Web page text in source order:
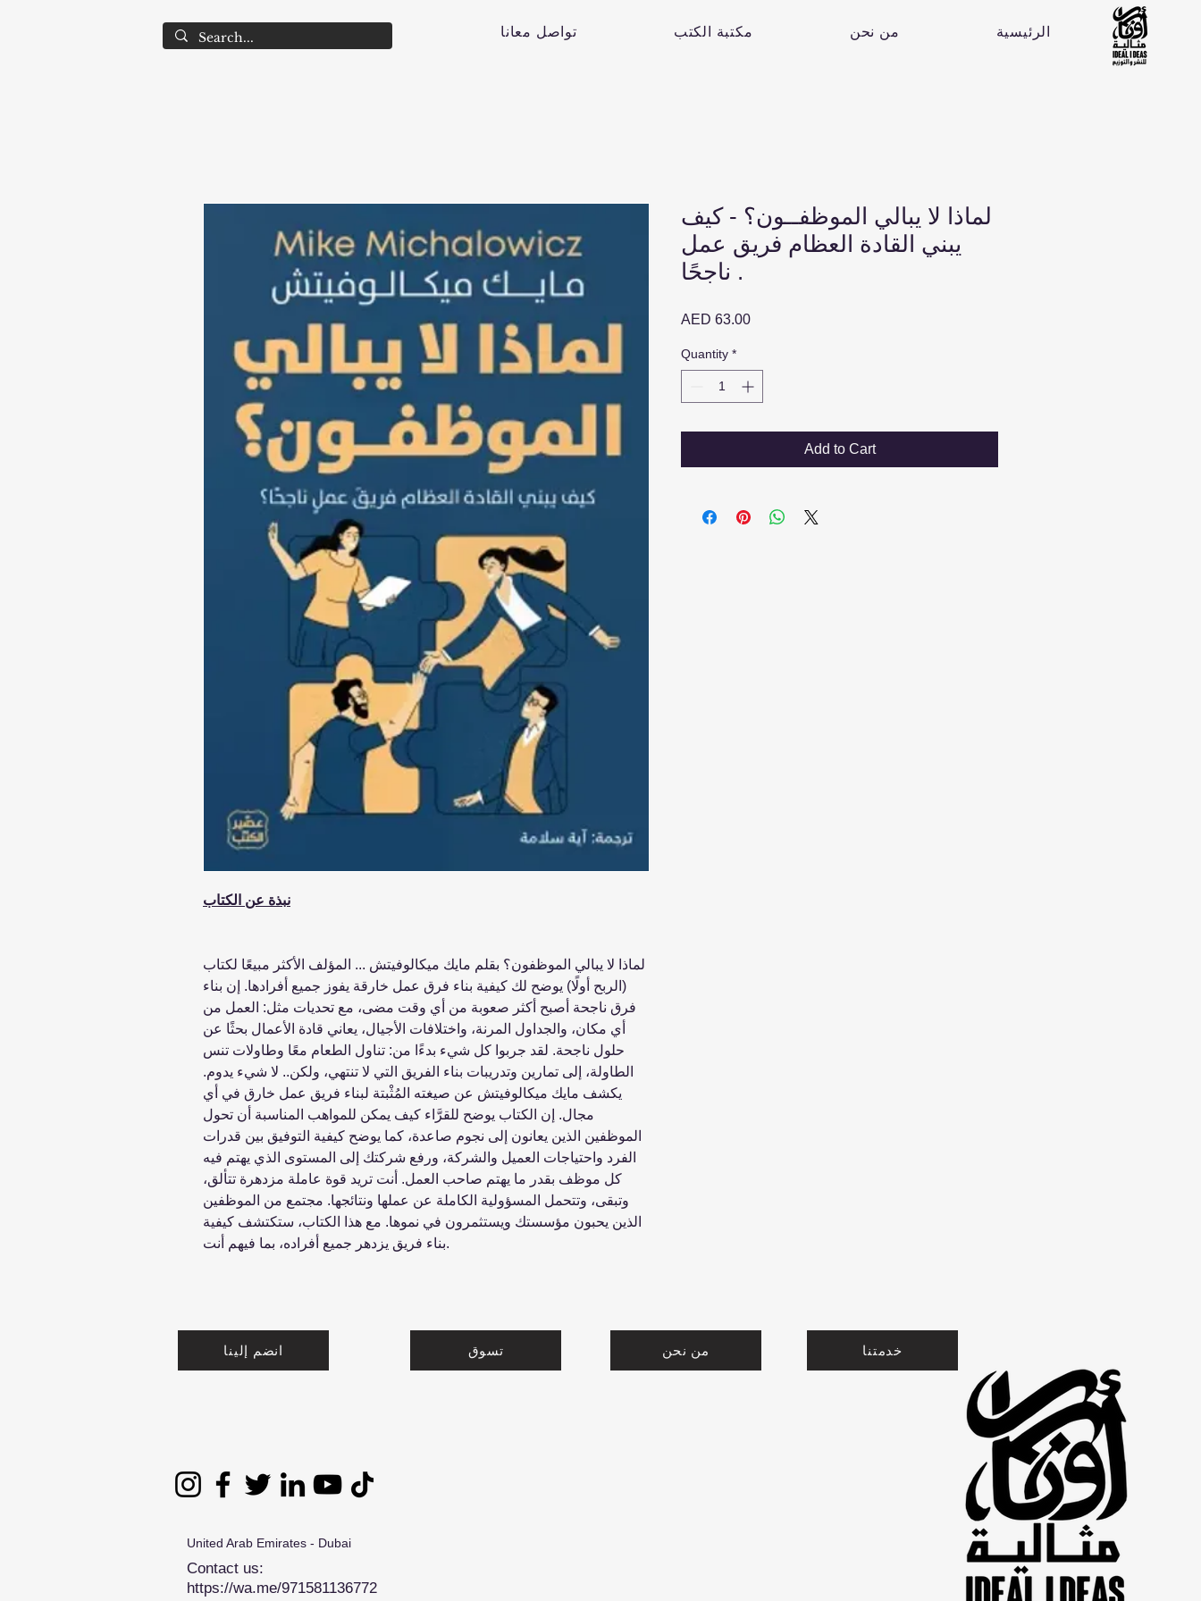
تواصل معانا مكتبة الكتب من نحن الرئيسية
نبذة عن الكتاب
لماذا لا يبالي الموظفون؟ بقلم مايك ميكالوفيتش ... المؤلف الأكثر مبيعًا لكتاب
(الربح أولًا) يوضح لك كيفية بناء فرق عمل خارقة يفوز جميع أفرادها. إن بناء
فرق ناجحة أصبح أكثر صعوبة من أي وقت مضى، مع تحديات مثل: العمل من
أي مكان، والجداول المرنة، واختلافات الأجيال، يعاني قادة الأعمال بحثًا عن
حلول ناجحة. لقد جربوا كل شيء بدءًا من: تناول الطعام معًا وطاولات تنس
الطاولة، إلى تمارين وتدريبات بناء الفريق التي لا تنتهي، ولكن.. لا شيء يدوم.
يكشف مايك ميكالوفيتش عن صيغته المُثْبتة لبناء فريق عمل خارق في أي
مجال. إن الكتاب يوضح للقرَّاء كيف يمكن للمواهب المناسبة أن تحول
الموظفين الذين يعانون إلى نجوم صاعدة، كما يوضح كيفية التوفيق بين قدرات
الفرد واحتياجات العميل والشركة، ورفع شركتك إلى المستوى الذي يهتم فيه
كل موظف بقدر ما يهتم صاحب العمل. أنت تريد قوة عاملة مزدهرة تتألق،
وتبقى، وتتحمل المسؤولية الكاملة عن عملها ونتائجها. مجتمع من الموظفين
الذين يحبون مؤسستك ويستثمرون في نموها. مع هذا الكتاب، ستكتشف كيفية
بناء فريق يزدهر جميع أفراده، بما فيهم أنت.
لماذا لا يبالي الموظفــون؟ - كيف
يبني القادة العظام فريق عمل
ناجحًا .
AED 63.00Price
Quantity *
Add to Cart
انضم إلينا تسوق من نحن خدمتنا
United Arab Emirates - Dubai
Contact us:
https://wa.me/971581136772